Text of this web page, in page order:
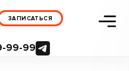
ЗАПИСАТЬСЯ
99-99